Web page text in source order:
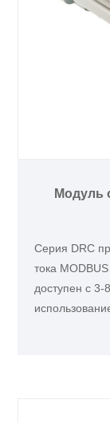
Модуль
Серия DRC
тока
доступен с